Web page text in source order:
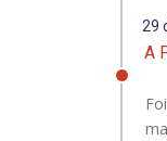
29
A